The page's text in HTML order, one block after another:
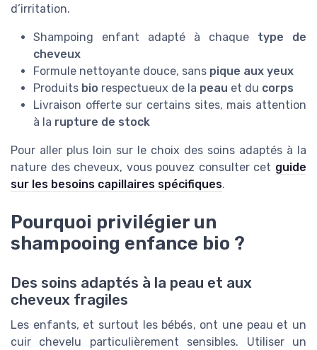
d’irritation.
Shampoing enfant adapté à chaque type de
cheveux
Formule nettoyante douce, sans pique aux yeux
Produits bio respectueux de la peau et du corps
Livraison offerte sur certains sites, mais attention
à la rupture de stock
Pour aller plus loin sur le choix des soins adaptés à la
nature des cheveux, vous pouvez consulter cet guide
sur les besoins capillaires spécifiques.
Pourquoi privilégier un
shampooing enfance bio ?
Des soins adaptés à la peau et aux
cheveux fragiles
Les enfants, et surtout les bébés, ont une peau et un
cuir chevelu particulièrement sensibles. Utiliser un